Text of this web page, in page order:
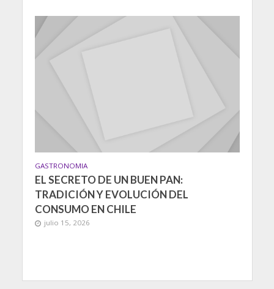
GASTRONOMIA
EL SECRETO DE UN BUEN PAN:
TRADICIÓN Y EVOLUCIÓN DEL
CONSUMO EN CHILE
julio 15, 2026